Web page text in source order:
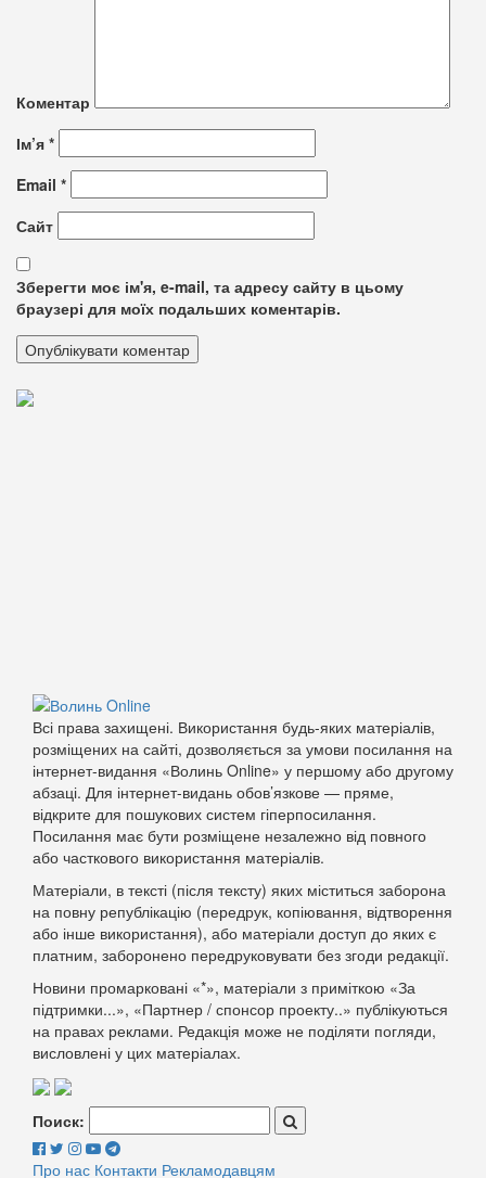
Коментар
Ім’я *
Email *
Сайт
Зберегти моє ім'я, e-mail, та адресу сайту в цьому
браузері для моїх подальших коментарів.
Всі права захищені. Використання будь-яких матеріалів,
розміщених на сайті, дозволяється за умови посилання на
інтернет-видання «Волинь Online» у першому або другому
абзаці. Для інтернет-видань обов’язкове — пряме,
відкрите для пошукових систем гіперпосилання.
Посилання має бути розміщене незалежно від повного
або часткового використання матеріалів.
Матеріали, в тексті (після тексту) яких міститься заборона
на повну републікацію (передрук, копіювання, відтворення
або інше використання), або матеріали доступ до яких є
платним, заборонено передруковувати без згоди редакції.
Новини промарковані «*», матеріали з приміткою «За
підтримки...», «Партнер / спонсор проекту..» публікуються
на правах реклами. Редакція може не поділяти погляди,
висловлені у цих матеріалах.
Поиск:
Про нас Контакти Рекламодавцям